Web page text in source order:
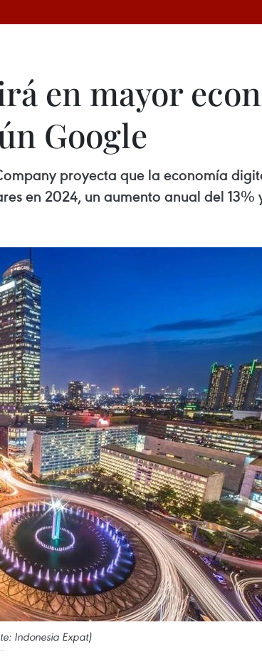
en mayor
Google
proyecta que la economía
en 2024, un aumento anual del
Indonesia Expat)